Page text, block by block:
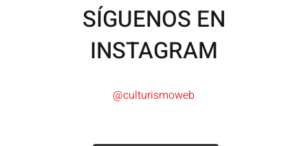
SÍGUENOS EN
INSTAGRAM
@culturismoweb